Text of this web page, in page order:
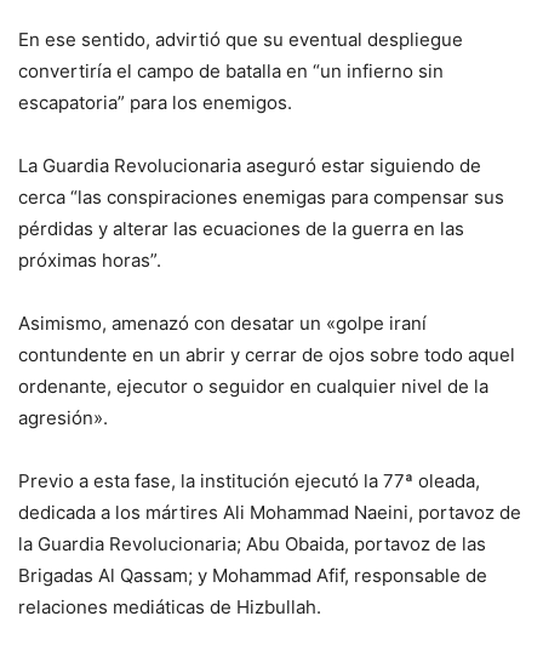
En ese sentido, advirtió que su eventual despliegue
convertiría el campo de batalla en “un infierno sin
escapatoria” para los enemigos.
La Guardia Revolucionaria aseguró estar siguiendo de
cerca “las conspiraciones enemigas para compensar sus
pérdidas y alterar las ecuaciones de la guerra en las
próximas horas”.
Asimismo, amenazó con desatar un «golpe iraní
contundente en un abrir y cerrar de ojos sobre todo aquel
ordenante, ejecutor o seguidor en cualquier nivel de la
agresión».
Previo a esta fase, la institución ejecutó la 77ª oleada,
dedicada a los mártires Ali Mohammad Naeini, portavoz de
la Guardia Revolucionaria; Abu Obaida, portavoz de las
Brigadas Al Qassam; y Mohammad Afif, responsable de
relaciones mediáticas de Hizbullah.